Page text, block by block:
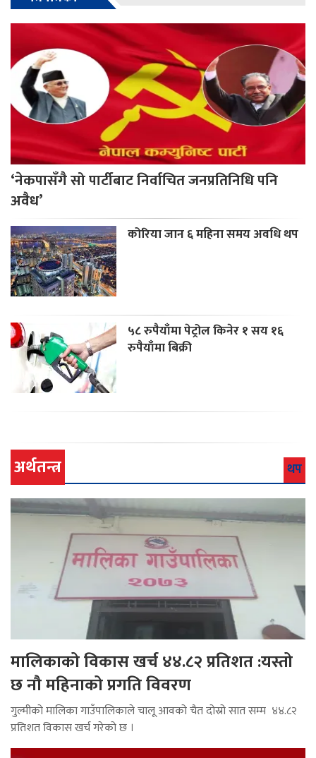
‘नेकपासँगै सो पार्टीबाट निर्वाचित जनप्रतिनिधि पनि
अवैध’
कोरिया जान ६ महिना समय अवधि थप
५८ रुपैयाँमा पेट्रोल किनेर १ सय १६
रुपैयाँमा बिक्री
अर्थतन्त्र थप
मालिकाको विकास खर्च ४४.८२ प्रतिशत :यस्तो
छ नौ महिनाको प्रगति विवरण
गुल्मीको मालिका गाउँपालिकाले चालू आवको चैत दोस्रो सात सम्म ४४.८२
प्रतिशत विकास खर्च गरेको छ ।